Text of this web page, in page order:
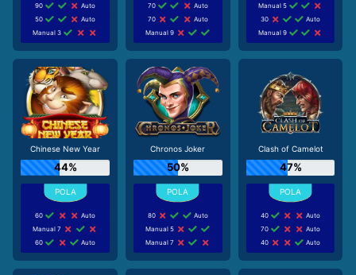
90
Auto
50
Auto
Manual 3
70
Auto
70
Auto
Manual 9
Manual 5
30
Auto
Manual 9
Chinese New Year
44%
60
Auto
Manual 7
60
Auto
Chronos Joker
50%
80
Auto
Manual 5
Manual 7
Clash of Camelot
47%
40
Auto
70
Auto
40
Auto